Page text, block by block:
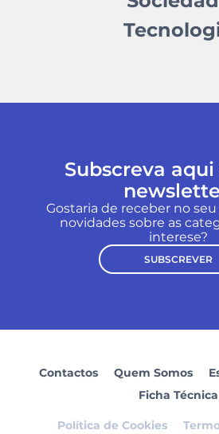
Subscreva aqui
Gostaria de receber no
novidades sobre as
interese?
SUBSCREVER
Contactos Quem Somos
Ficha Técnica
Política de Cookies